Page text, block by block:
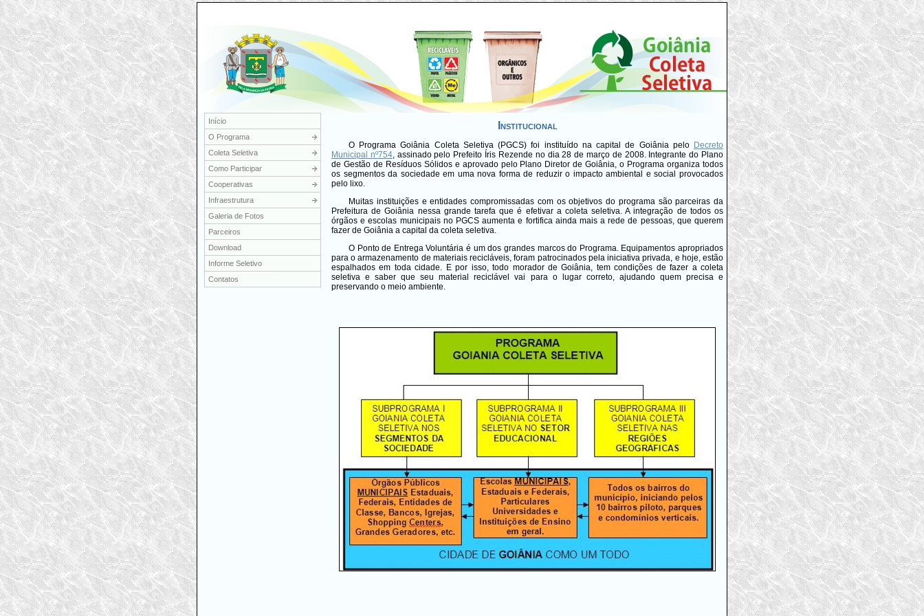
Início
O Programa
Coleta Seletiva
Como Participar
Cooperativas
Infraestrutura
Galeria de Fotos
Parceiros
Download
Informe Seletivo
Contatos
Institucional
O Programa Goiânia Coleta Seletiva (PGCS) foi instituído na capital de Goiânia pelo Decreto
Municipal nº754, assinado pelo Prefeito Íris Rezende no dia 28 de março de 2008. Integrante do Plano
de Gestão de Resíduos Sólidos e aprovado pelo Plano Diretor de Goiânia, o Programa organiza todos
os segmentos da sociedade em uma nova forma de reduzir o impacto ambiental e social provocados
pelo lixo.
Muitas instituições e entidades compromissadas com os objetivos do programa são parceiras da
Prefeitura de Goiânia nessa grande tarefa que é efetivar a coleta seletiva. A integração de todos os
órgãos e escolas municipais no PGCS aumenta e fortifica ainda mais a rede de pessoas, que querem
fazer de Goiânia a capital da coleta seletiva.
O Ponto de Entrega Voluntária é um dos grandes marcos do Programa. Equipamentos apropriados
para o armazenamento de materiais recicláveis, foram patrocinados pela iniciativa privada, e hoje, estão
espalhados em toda cidade. E por isso, todo morador de Goiânia, tem condições de fazer a coleta
seletiva e saber que seu material reciclável vai para o lugar correto, ajudando quem precisa e
preservando o meio ambiente.